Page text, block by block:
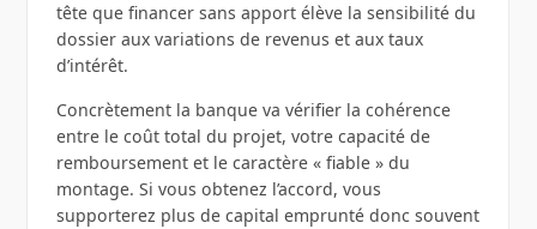
tête que financer sans apport élève la sensibilité du
dossier aux variations de revenus et aux taux
d’intérêt.
Concrètement la banque va vérifier la cohérence
entre le coût total du projet, votre capacité de
remboursement et le caractère « fiable » du
montage. Si vous obtenez l’accord, vous
supporterez plus de capital emprunté donc souvent